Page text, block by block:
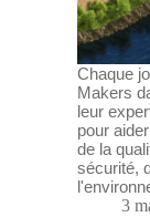
Chaque
Makers
leur
pour
de la
sécurité,
3